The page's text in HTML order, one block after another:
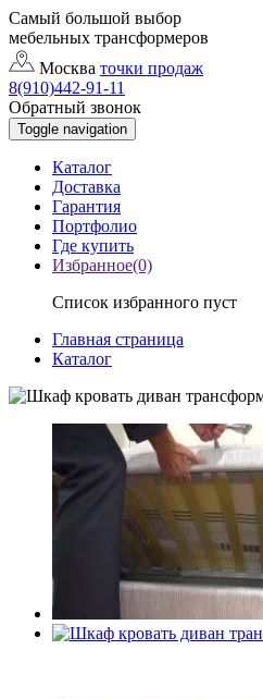
Самый большой выбор
мебельных трансформеров
Москва точки продаж
8(910)442-91-11
Обратный звонок
Toggle navigation
Каталог
Доставка
Гарантия
Портфолио
Где купить
Избранное(0)
Список избранного пуст
Главная страница
Каталог